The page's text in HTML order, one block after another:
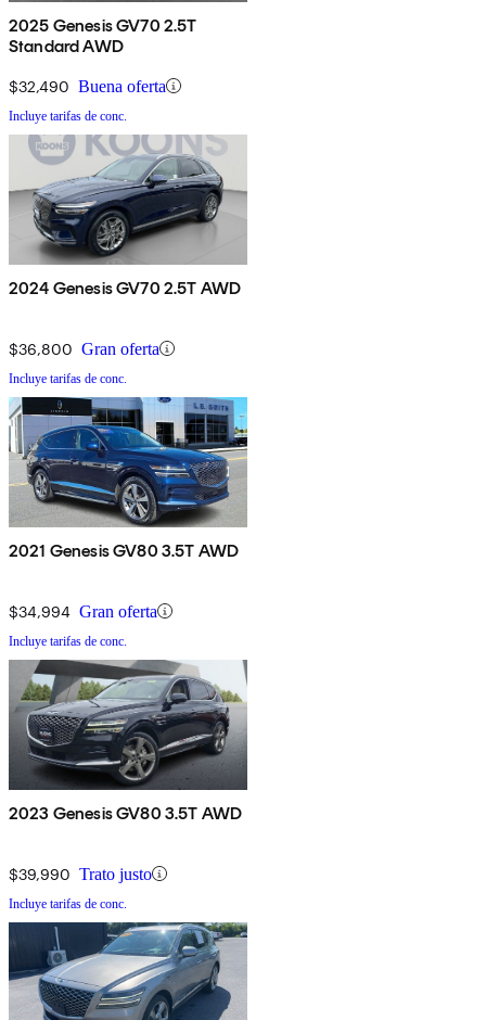
2025 Genesis GV70 2.5T
Standard AWD
$32,490 Buena oferta
Incluye tarifas de conc.
2024 Genesis GV70 2.5T AWD
$36,800 Gran oferta
Incluye tarifas de conc.
2021 Genesis GV80 3.5T AWD
$34,994 Gran oferta
Incluye tarifas de conc.
2023 Genesis GV80 3.5T AWD
$39,990 Trato justo
Incluye tarifas de conc.